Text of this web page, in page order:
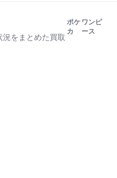
をまとめた買取
ポケ
カ
ワンピ
ース